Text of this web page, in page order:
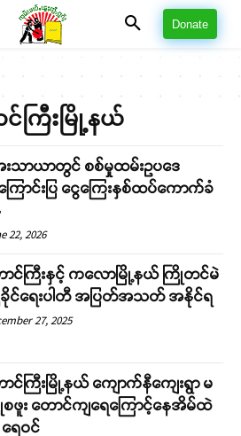
Donate
င်ကြီးမြို့နယ်
းသာယာတွင် စစ်မှုထမ်းဥပဒေ
ောင်းပြ ငွေကြေးနှစ်ထပ်ကောက်ခံ
22, 2026
ာင်ကြီးနှင့် ကလောမြို့နယ် ကြိုတင်မဲ
ခိုင်ရေးပါတီ အပြတ်အသတ် အနိုင်ရ
27, 2025
င်ကြီးမြို့နယ် ကျောက်နီကျေးရွာ မ
စဖူး တောင်ကျရေကြောင့်နေအိမ်ထဲ
ေဝင်